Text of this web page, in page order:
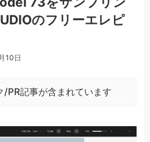
のフリーエレピ
10日
/PR記事が含まれています